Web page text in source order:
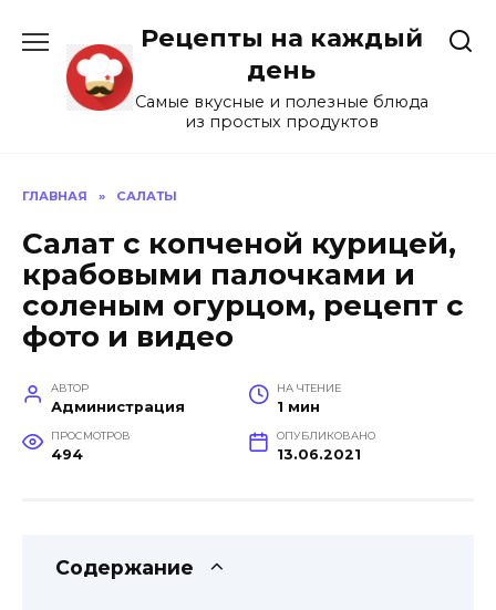
содержанию
Рецепты на каждый
день
Самые вкусные и полезные блюда
из простых продуктов
ГЛАВНАЯ » САЛАТЫ
Салат с копченой курицей,
крабовыми палочками и
соленым огурцом, рецепт с
фото и видео
АВТОР
Администрация
НА ЧТЕНИЕ
1 мин
ПРОСМОТРОВ
494
ОПУБЛИКОВАНО
13.06.2021
Содержание